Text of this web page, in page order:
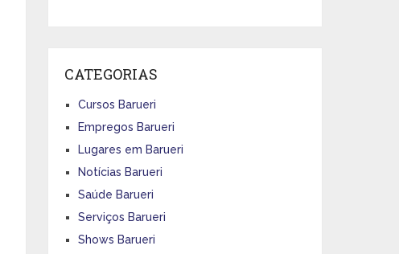
CATEGORIAS
Cursos Barueri
Empregos Barueri
Lugares em Barueri
Notícias Barueri
Saúde Barueri
Serviços Barueri
Shows Barueri